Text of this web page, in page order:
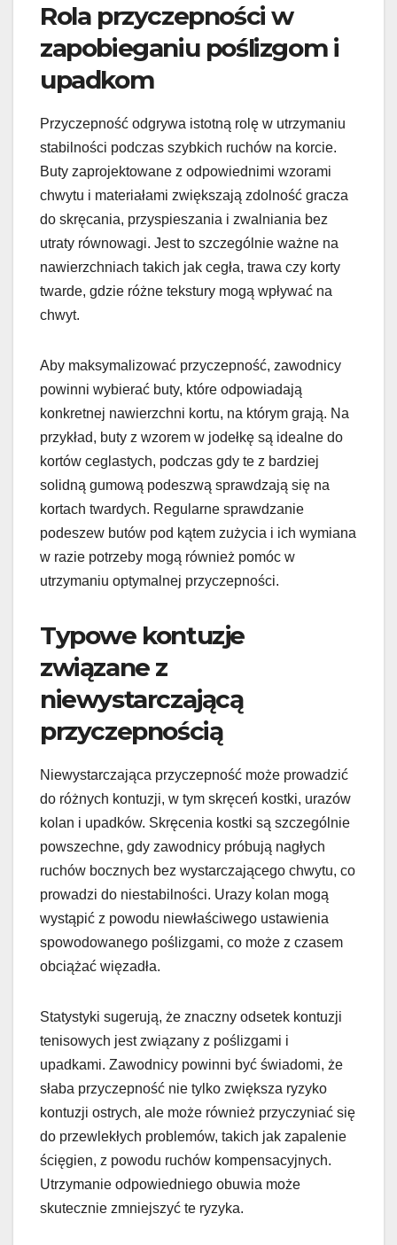
Rola przyczepności w
zapobieganiu poślizgom i
upadkom
Przyczepność odgrywa istotną rolę w utrzymaniu
stabilności podczas szybkich ruchów na korcie.
Buty zaprojektowane z odpowiednimi wzorami
chwytu i materiałami zwiększają zdolność gracza
do skręcania, przyspieszania i zwalniania bez
utraty równowagi. Jest to szczególnie ważne na
nawierzchniach takich jak cegła, trawa czy korty
twarde, gdzie różne tekstury mogą wpływać na
chwyt.
Aby maksymalizować przyczepność, zawodnicy
powinni wybierać buty, które odpowiadają
konkretnej nawierzchni kortu, na którym grają. Na
przykład, buty z wzorem w jodełkę są idealne do
kortów ceglastych, podczas gdy te z bardziej
solidną gumową podeszwą sprawdzają się na
kortach twardych. Regularne sprawdzanie
podeszew butów pod kątem zużycia i ich wymiana
w razie potrzeby mogą również pomóc w
utrzymaniu optymalnej przyczepności.
Typowe kontuzje
związane z
niewystarczającą
przyczepnością
Niewystarczająca przyczepność może prowadzić
do różnych kontuzji, w tym skręceń kostki, urazów
kolan i upadków. Skręcenia kostki są szczególnie
powszechne, gdy zawodnicy próbują nagłych
ruchów bocznych bez wystarczającego chwytu, co
prowadzi do niestabilności. Urazy kolan mogą
wystąpić z powodu niewłaściwego ustawienia
spowodowanego poślizgami, co może z czasem
obciążać więzadła.
Statystyki sugerują, że znaczny odsetek kontuzji
tenisowych jest związany z poślizgami i
upadkami. Zawodnicy powinni być świadomi, że
słaba przyczepność nie tylko zwiększa ryzyko
kontuzji ostrych, ale może również przyczyniać się
do przewlekłych problemów, takich jak zapalenie
ścięgien, z powodu ruchów kompensacyjnych.
Utrzymanie odpowiedniego obuwia może
skutecznie zmniejszyć te ryzyka.